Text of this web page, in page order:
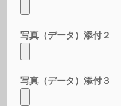
写真（データ）添付２
写真（データ）添付３